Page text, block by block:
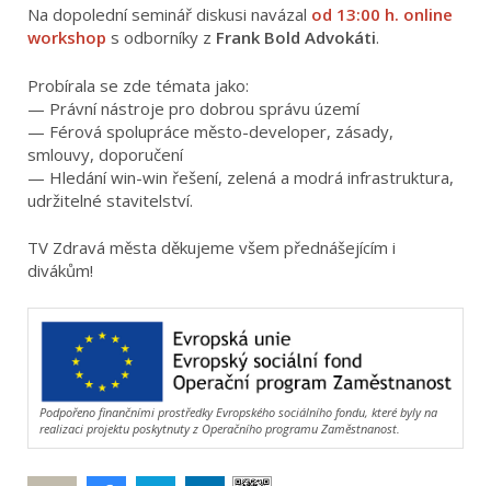
Na dopolední seminář diskusi navázal od 13:00 h. online
workshop s odborníky z Frank Bold Advokáti.
Probírala se zde témata jako:
— Právní nástroje pro dobrou správu území
— Férová spolupráce město-developer, zásady,
smlouvy, doporučení
— Hledání win-win řešení, zelená a modrá infrastruktura,
udržitelné stavitelství.
TV Zdravá města děkujeme všem přednášejícím i
divákům!
Podpořeno finančními prostředky Evropského sociálního fondu, které byly na
realizaci projektu poskytnuty z Operačního programu Zaměstnanost.